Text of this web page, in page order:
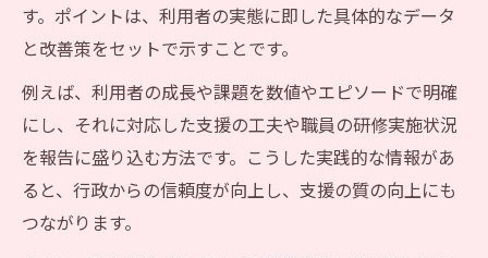
す。ポイントは、利用者の実態に即した具体的なデータ
と改善策をセットで示すことです。
例えば、利用者の成長や課題を数値やエピソードで明確
にし、それに対応した支援の工夫や職員の研修実施状況
を報告に盛り込む方法です。こうした実践的な情報があ
ると、行政からの信頼度が向上し、支援の質の向上にも
つながります。